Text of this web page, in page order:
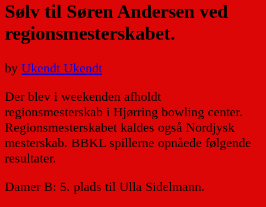
Sølv til Søren Andersen ved
regionsmesterskabet.
by Ukendt Ukendt
Der blev i weekenden afholdt
regionsmesterskab i Hjørring bowling center.
Regionsmesterskabet kaldes også Nordjysk
mesterskab. BBKL spillerne opnåede følgende
resultater.
Damer B: 5. plads til Ulla Sidelmann.